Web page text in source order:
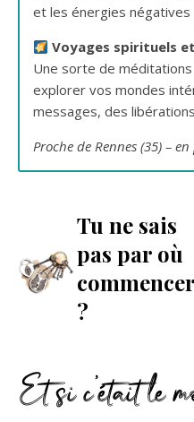
et les énergies négatives
Voyages spirituels
Une sorte de
explorer vos mondes
messages, des
Proche de Rennes (35) –
Tu ne sais
pas par où
commencer
?
Et si c’était le